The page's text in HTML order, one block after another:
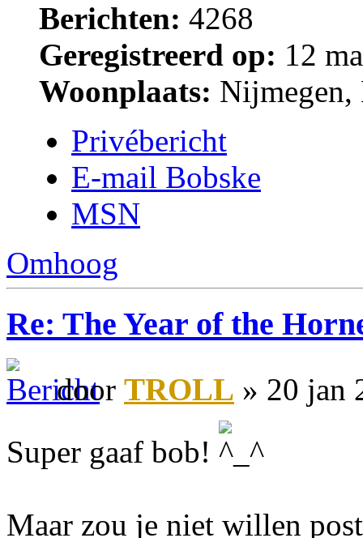
Berichten: 4268
Geregistreerd op: 12
Woonplaats:
Privébericht
E-mail Bobske
MSN
Omhoog
Re: The Year of the
door TROLL » 20 jan
Super gaaf bob!
Maar zou je niet willen